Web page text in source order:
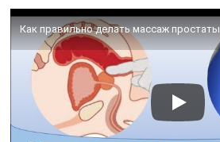
Как правильно делать массаж простаты